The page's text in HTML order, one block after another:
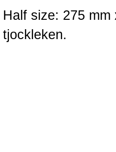
Half size: 275
tjockleken.